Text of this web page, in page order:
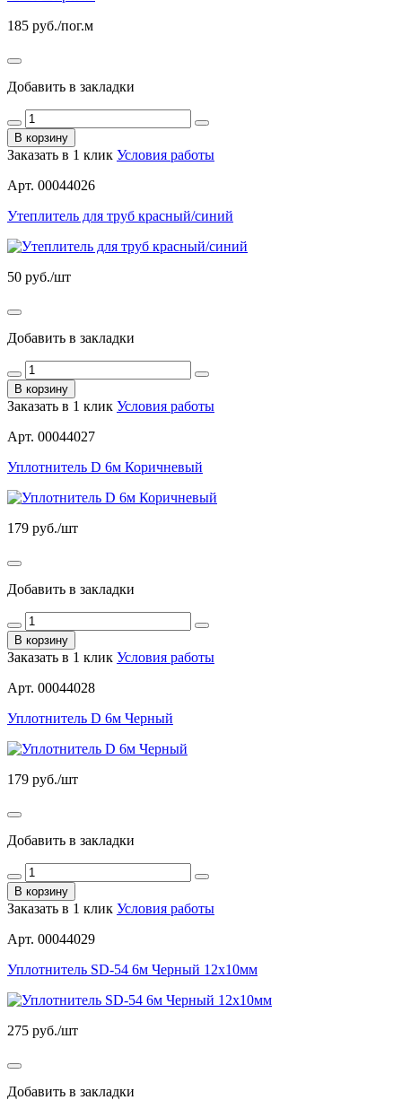
185 руб./пог.м
Добавить в закладки
В корзину
Заказать в 1 клик Условия работы
Арт. 00044026
Утеплитель для труб красный/синий
50 руб./шт
Добавить в закладки
В корзину
Заказать в 1 клик Условия работы
Арт. 00044027
Уплотнитель D 6м Коричневый
179 руб./шт
Добавить в закладки
В корзину
Заказать в 1 клик Условия работы
Арт. 00044028
Уплотнитель D 6м Черный
179 руб./шт
Добавить в закладки
В корзину
Заказать в 1 клик Условия работы
Арт. 00044029
Уплотнитель SD-54 6м Черный 12х10мм
275 руб./шт
Добавить в закладки